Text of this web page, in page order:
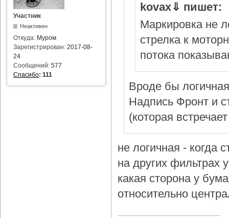
Участник
Неактивен
Откуда: Муром
Зарегистрирован: 2017-08-
24
Сообщений: 577
Спасибо: 111
kovax⇓ пишет:
Маркировка не
стрелка к
потока
Вроде бы
Надпись Фронт и
(которая
не логичная - когда
на других фильтрах
какая сторона у
относительно